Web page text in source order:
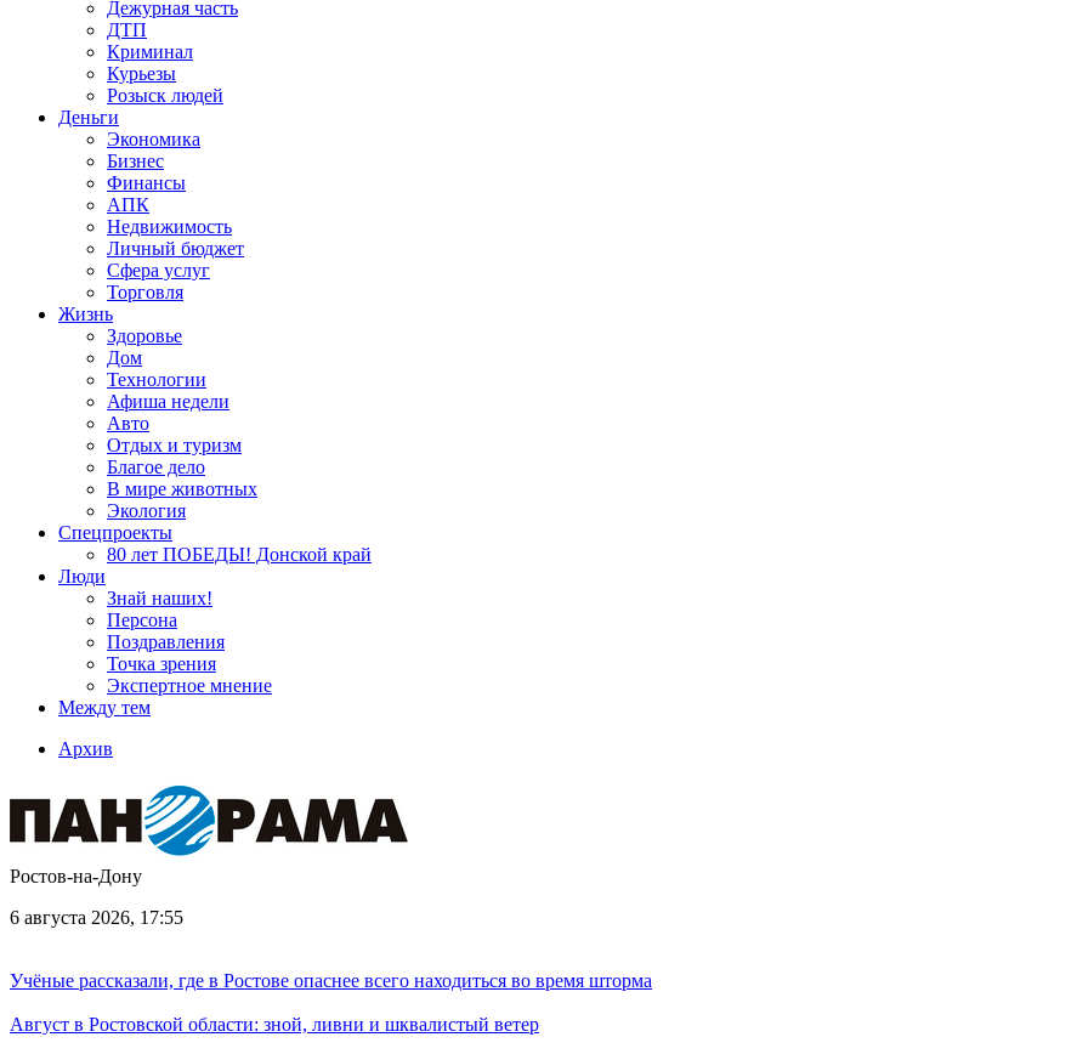
Дежурная часть
ДТП
Криминал
Курьезы
Розыск людей
Деньги
Экономика
Бизнес
Финансы
АПК
Недвижимость
Личный бюджет
Сфера услуг
Торговля
Жизнь
Здоровье
Дом
Технологии
Афиша недели
Авто
Отдых и туризм
Благое дело
В мире животных
Экология
Спецпроекты
80 лет ПОБЕДЫ! Донской край
Люди
Знай наших!
Персона
Поздравления
Точка зрения
Экспертное мнение
Между тем
Архив
Ростов-на-Дону
6 августа 2026, 17:55
Учёные рассказали, где в Ростове опаснее всего находиться во время шторма
Август в Ростовской области: зной, ливни и шквалистый ветер